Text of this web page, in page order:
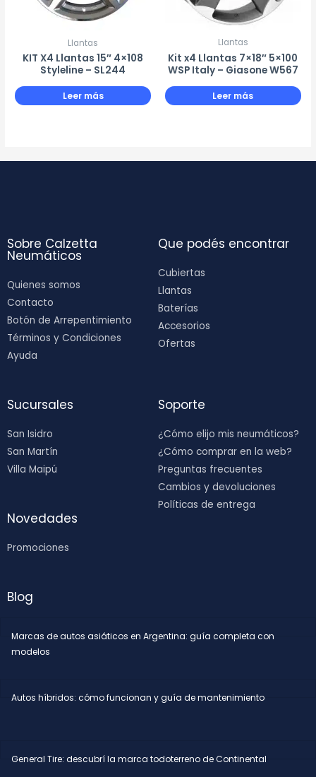
Llantas
KIT X4 Llantas 15″ 4×108
Styleline – SL244
Leer más
Llantas
Kit x4 Llantas 7×18″ 5×100
WSP Italy – Giasone W567
Leer más
Sobre Calzetta
Neumáticos
Quienes somos
Contacto
Botón de Arrepentimiento
Términos y Condiciones
Ayuda
Que podés encontrar
Cubiertas
Llantas
Baterías
Accesorios
Ofertas
Sucursales
San Isidro
San Martín
Villa Maipú
Novedades
Promociones
Soporte
¿Cómo elijo mis neumáticos?
¿Cómo comprar en la web?
Preguntas frecuentes
Cambios y devoluciones
Políticas de entrega
Blog
Marcas de autos asiáticos en Argentina: guía completa con
modelos
Autos híbridos: cómo funcionan y guía de mantenimiento
General Tire: descubrí la marca todoterreno de Continental